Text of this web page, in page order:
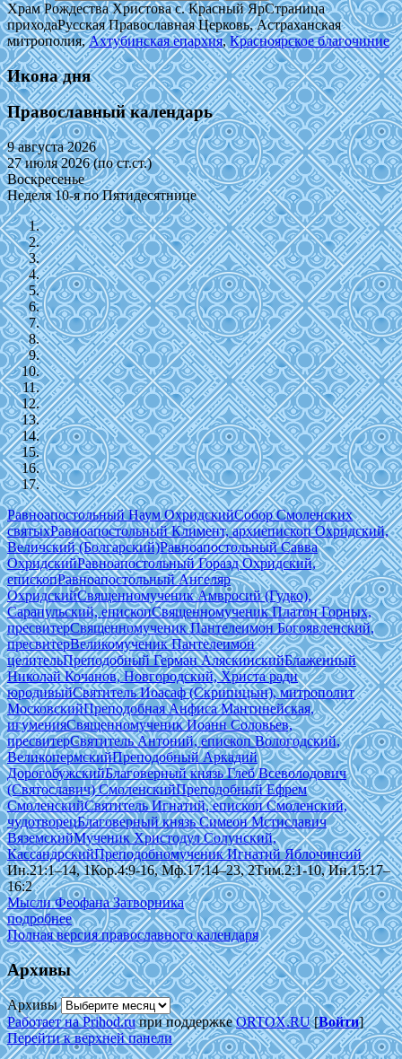
Храм Рождества Христова с. Красный ЯрСтраница
приходаРусская Православная Церковь, Астраханская
митрополия,Ахтубинская епархия,Красноярское благочиние
Икона дня
Православный календарь
9 августа 2026
27 июля 2026 (по ст.ст.)
Воскресенье
Неделя 10-я по Пятидесятнице
Равноапостольный Наум ОхридскийСобор Смоленских
святыхРавноапостольный Климент, архиепископ Охридский,
Величский (Болгарский)Равноапостольный Савва
ОхридскийРавноапостольный Горазд Охридский,
епископРавноапостольный Ангеляр
ОхридскийСвященномученик Амвросий (Гудко),
Сарапульский, епископСвященномученик Платон Горных,
пресвитерСвященномученик Пантелеимон Богоявленский,
пресвитерВеликомученик Пантелеимон
целительПреподобный Герман АляскинскийБлаженный
Николай Кочанов, Новгородский, Христа ради
юродивыйСвятитель Иоасаф (Скрипицын), митрополит
МосковскийПреподобная Анфиса Мантинейская,
игуменияСвященномученик Иоанн Соловьев,
пресвитерСвятитель Антоний, епископ Вологодский,
ВеликопермскийПреподобный Аркадий
ДорогобужскийБлаговерный князь Глеб Всеволодович
(Святославич) СмоленскийПреподобный Ефрем
СмоленскийСвятитель Игнатий, епископ Смоленский,
чудотворецБлаговерный князь Симеон Мстиславич
ВяземскийМученик Христодул Солунский,
КассандрскийПреподобномученик Игнатий Яблочинсий
Ин.21:1–14, 1Кор.4:9-16, Мф.17:14–23, 2Тим.2:1-10, Ин.15:17–
16:2
Мысли Феофана Затворника
подробнее
Полная версия православного календаря
Архивы
Архивы
Работает на Prihod.ruпри поддержкеORTOX.RU[Войти]
Перейти к верхней панели